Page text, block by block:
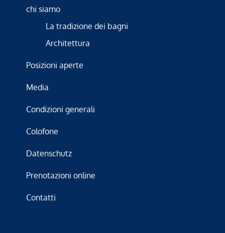
chi siamo
La tradizione dei bagni
Architettura
Posizioni aperte
Media
Condizioni generali
Colofone
Datenschutz
Prenotazioni online
Contatti